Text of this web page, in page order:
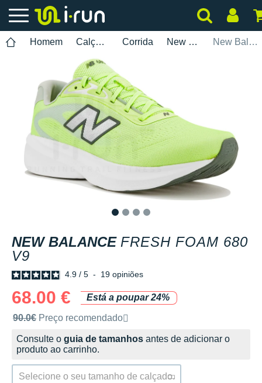
Homem Calçados Corrida New Balance New Balance Fresh Foam 680 V9
NEW BALANCE FRESH FOAM 680
V9
4.9 / 5 - 19 opiniões
68.00 €
Está a poupar 24%
Preço de venda recomendado pela marca
90.0€ Preço recomendado
Consulte o guia de tamanhos antes de adicionar o
produto ao carrinho.
Selecione o seu tamanho de calçado.